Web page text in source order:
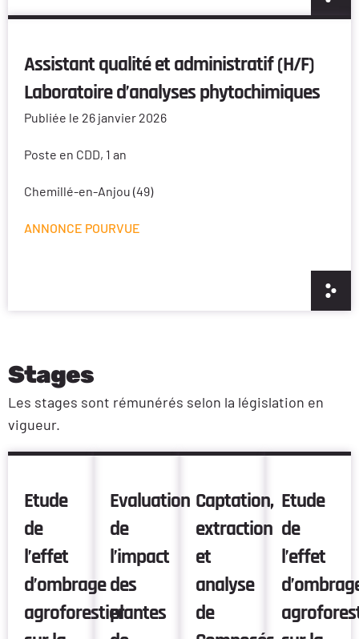
Assistant qualité et administratif (H/F)
Laboratoire d’analyses phytochimiques
Publiée le 26 janvier 2026
Poste en CDD, 1 an
Chemillé-en-Anjou (49)
ANNONCE POURVUE
Stages
Les stages sont rémunérés selon la législation en
vigueur.
Etude
de
l’effet
d’ombrage
agroforestier
Evaluation
de
l’impact
des
plantes
Captation,
extraction
et
analyse
de
Etude
de
l’effet